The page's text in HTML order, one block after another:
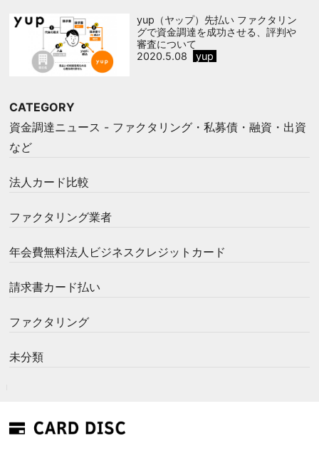
yup（ヤップ）先払い ファクタリン
グで資金調達を成功させる、評判や
審査について
2020.5.08
yup
CATEGORY
資金調達ニュース - ファクタリング・私募債・融資・出資
など
法人カード比較
ファクタリング業者
年会費無料法人ビジネスクレジットカード
請求書カード払い
ファクタリング
未分類